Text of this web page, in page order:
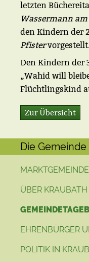
letzten
Wassermann
den Kindern der
Pfistervorgestellt.
Den Kindern der
„Wahid will
Flüchtlingskind
Zur Übersicht
Die Gemeinde
ÜBER KRAUBATH
EHRENBÜRGER
POLITIK IN